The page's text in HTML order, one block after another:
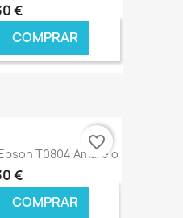
€
COMPRAR
€ ONLINE
T0804 Amarelo
€
COMPRAR
favorite_border